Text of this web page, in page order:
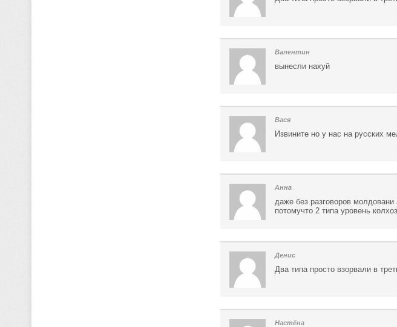
Валентин
вынесли нахуй
Вася
Извините но у нас на русских
Анна
даже без разговоров
потомучто 2 типа уровень
Денис
Два типа просто взорвали в
Настёна